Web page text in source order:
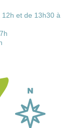
et de 13h30 à